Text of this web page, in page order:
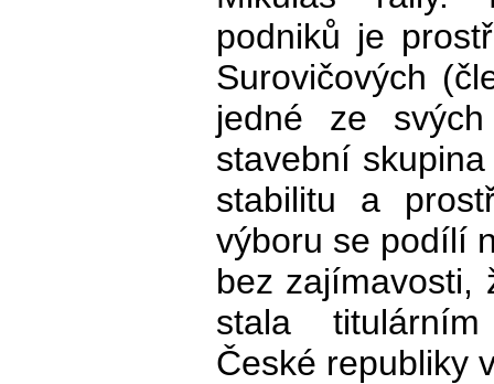
podniků je
Surovičových
jedné ze
stavební
stabilitu a
výboru se podílí
bez zajímavosti,
stala
České republiky